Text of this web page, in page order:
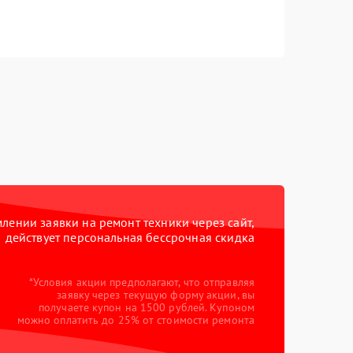
заявки на ремонт техники через сайт,
действует персональная бессрочная скидка
*Условия акции предполагают, что отправляя
заявку через текущую форму акции, вы
получаете купон на 1500 рублей. Купоном
можно оплатить до 25% от стоимости ремонта